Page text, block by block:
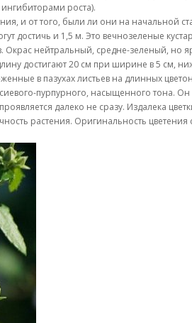
роста).
и от того, были ли они на начальной
достичь и 1,5 м. Это вечнозеленые
нейтральный, средне-зеленый, но
достигают 20 см при ширине в 5 см,
в пазухах листьев на длинных
пурпурного, насыщенного тона. Он
далеко не сразу. Издалека
растения. Оригинальность